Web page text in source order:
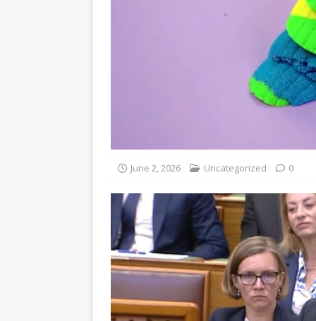
June 2, 2026 Uncategorized 0